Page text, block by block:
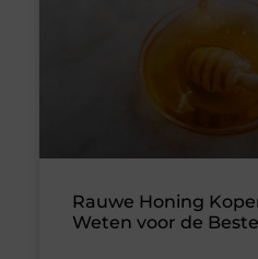
Rauwe Honing
Weten voor de